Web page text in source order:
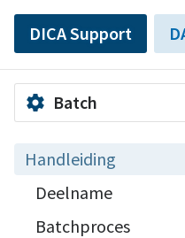
DICA Support
settings Batch
Handleiding
Deelname
Batchproces